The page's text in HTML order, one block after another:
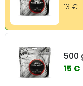
13 €
500
15 €